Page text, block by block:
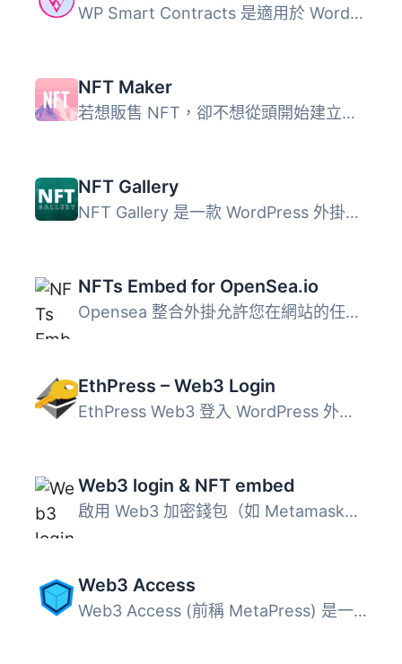
WP Smart Contracts 是適用於 WordPress 的區塊鏈技術。您可...
NFT Maker
若想販售 NFT，卻不想從頭開始建立完整的 NFT 市場，NFT Make...
NFT Gallery
NFT Gallery 是一款 WordPress 外掛，可以幫助您在 WordPress...
NFTs Embed for OpenSea.io
Opensea 整合外掛允許您在網站的任何文章或頁面上，透過簡單...
EthPress – Web3 Login
EthPress Web3 登入 WordPress 外掛增加了連接加密貨幣錢包的...
Web3 login & NFT embed
啟用 Web3 加密錢包（如 Metamask、WalletConnect 或 Torus）...
Web3 Access
Web3 Access (前稱 MetaPress) 是一個 WordPress 網站的 web3...